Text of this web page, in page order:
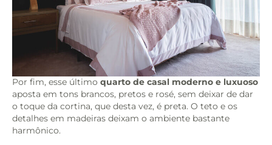
Por fim, esse último quarto de casal moderno e luxuoso
aposta em tons brancos, pretos e rosé, sem deixar de dar
o toque da cortina, que desta vez, é preta. O teto e os
detalhes em madeiras deixam o ambiente bastante
harmônico.